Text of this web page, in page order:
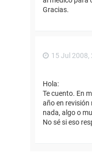
Gracias.
15 Jul 2008,
Hola:
Te cuento. En
año en revisión
nada, algo o
No sé si eso